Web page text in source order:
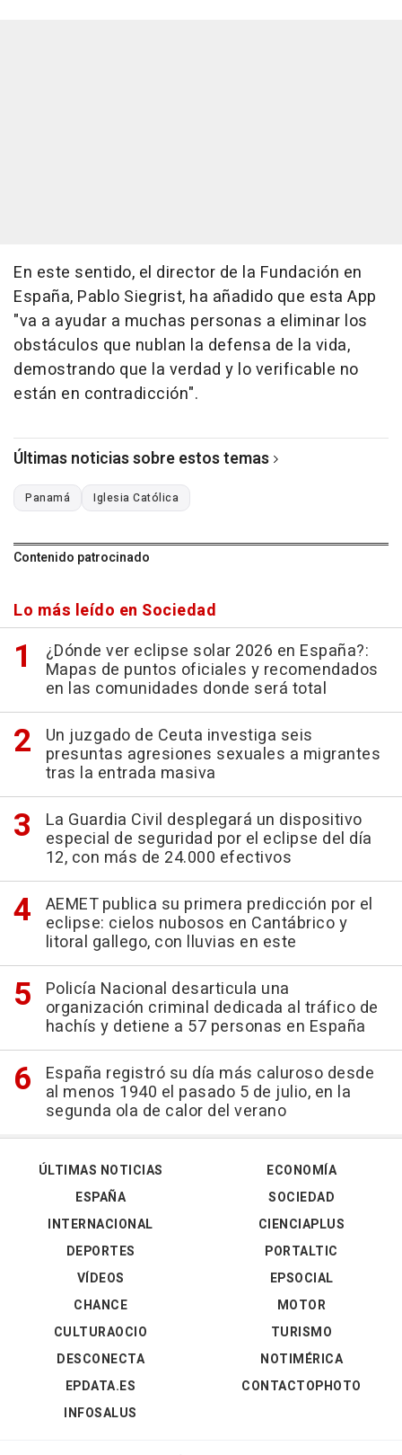
En este sentido, el director de la Fundación en
España, Pablo Siegrist, ha añadido que esta App
"va a ayudar a muchas personas a eliminar los
obstáculos que nublan la defensa de la vida,
demostrando que la verdad y lo verificable no
están en contradicción".
Últimas noticias sobre estos temas
Panamá Iglesia Católica
Contenido patrocinado
Lo más leído en Sociedad
¿Dónde ver eclipse solar 2026 en España?:
Mapas de puntos oficiales y recomendados
en las comunidades donde será total
Un juzgado de Ceuta investiga seis
presuntas agresiones sexuales a migrantes
tras la entrada masiva
La Guardia Civil desplegará un dispositivo
especial de seguridad por el eclipse del día
12, con más de 24.000 efectivos
AEMET publica su primera predicción por el
eclipse: cielos nubosos en Cantábrico y
litoral gallego, con lluvias en este
Policía Nacional desarticula una
organización criminal dedicada al tráfico de
hachís y detiene a 57 personas en España
España registró su día más caluroso desde
al menos 1940 el pasado 5 de julio, en la
segunda ola de calor del verano
ÚLTIMAS NOTICIAS
ESPAÑA
INTERNACIONAL
DEPORTES
VÍDEOS
ECONOMÍA
SOCIEDAD
CIENCIAPLUS
PORTALTIC
EPSOCIAL
CHANCE
CULTURAOCIO
DESCONECTA
EPDATA.ES
INFOSALUS
MOTOR
TURISMO
NOTIMÉRICA
CONTACTOPHOTO